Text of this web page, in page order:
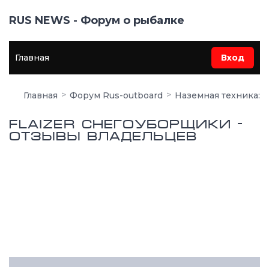
RUS NEWS - Форум о рыбалке
Главная Вход
Главная Форум Rus-outboard Наземная техника:
Flaizer снегоуборщики -
отзывы владельцев